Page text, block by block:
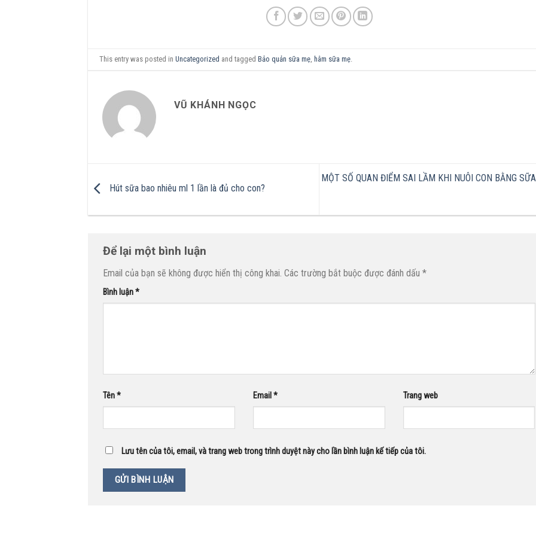
This entry was posted inUncategorized and taggedBảo quản sữa mẹ hâm sữa mẹ
VŨ KHÁNH NGỌC
Hút sữa bao nhiêu ml 1 lần là đủ cho con?
MỘT SỐ QUAN ĐIỂM SAI LẦM KHI NUÔI CON BẰNG
Để lại một bình luận
Email của bạn sẽ không được hiển thị công khai. Các trường bắt buộc được đánh dấu *
Bình luận*
Tên* Email * Trang web
Lưu tên của tôi, email, và trang web trong trình duyệt này cho lần bình luận kế tiếp của tôi.